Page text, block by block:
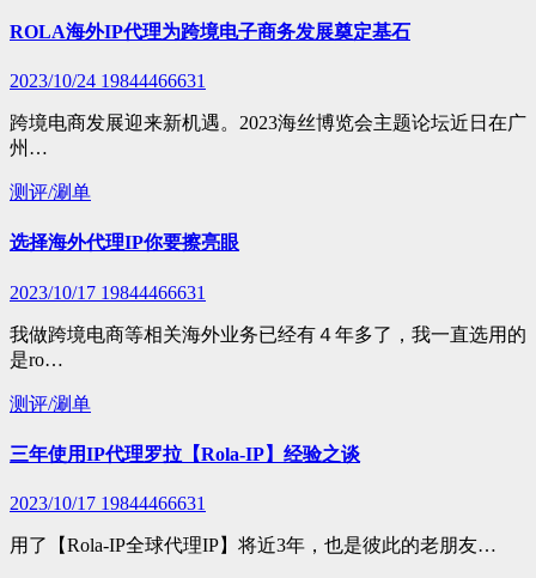
ROLA海外IP代理为跨境电子商务发展奠定基石
2023/10/24 19844466631
跨境电商发展迎来新机遇。2023海丝博览会主题论坛近日在广
州…
测评/涮单
选择海外代理IP你要擦亮眼
2023/10/17 19844466631
我做跨境电商等相关海外业务已经有４年多了，我一直选用的
是ro…
测评/涮单
三年使用IP代理罗拉【Rola-IP】经验之谈
2023/10/17 19844466631
用了【Rola-IP全球代理IP】将近3年，也是彼此的老朋友…